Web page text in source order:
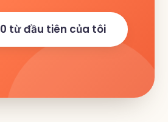
từ đầu tiên của tôi